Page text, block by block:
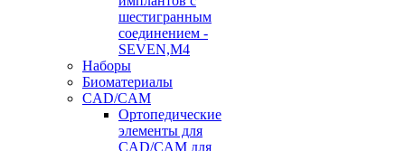
шестигранным
соединением -
SEVEN,M4
Наборы
Биоматериалы
CAD/CAM
Ортопедические
элементы для
CAD/CAM для